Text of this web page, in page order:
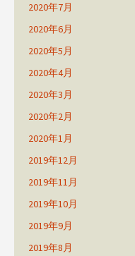
2020年7月
2020年6月
2020年5月
2020年4月
2020年3月
2020年2月
2020年1月
2019年12月
2019年11月
2019年10月
2019年9月
2019年8月